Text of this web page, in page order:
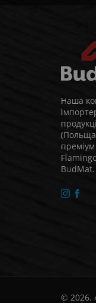
Наша
BudMat.
© 2026.